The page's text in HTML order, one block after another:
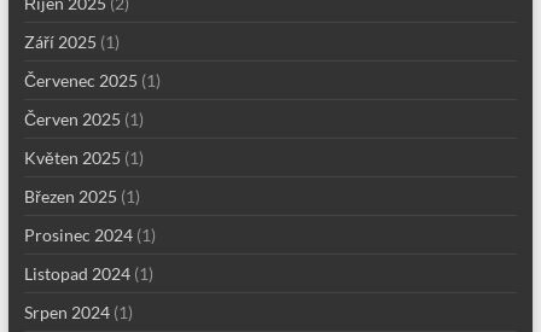
Září 2025 (1)
Červenec 2025 (1)
Červen 2025 (1)
Květen 2025 (1)
Březen 2025 (1)
Prosinec 2024(1)
Listopad 2024(1)
Srpen 2024(1)